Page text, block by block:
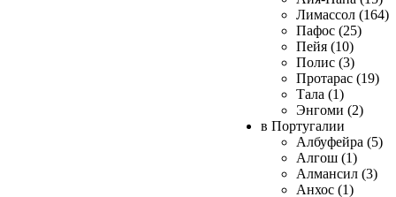
Лимассол (164)
Пафос (25)
Пейя (10)
Полис (3)
Протарас (19)
Тала (1)
Энгоми (2)
в Португалии
Албуфейра (5)
Алгош (1)
Алмансил (3)
Анхос (1)